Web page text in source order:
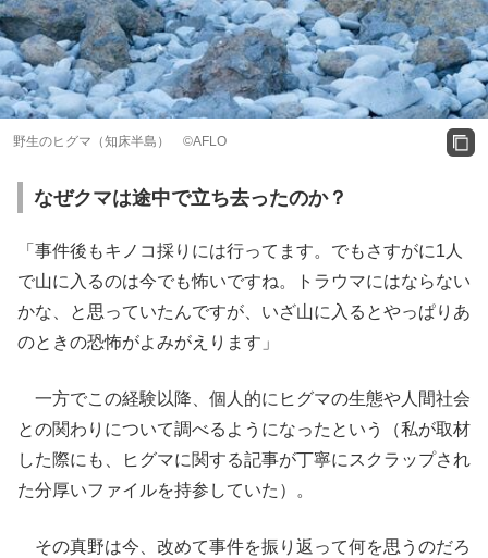
野生のヒグマ（知床半島） ©AFLO
なぜクマは途中で立ち去ったのか？
「事件後もキノコ採りには行ってます。でもさすがに1人
で山に入るのは今でも怖いですね。トラウマにはならない
かな、と思っていたんですが、いざ山に入るとやっぱりあ
のときの恐怖がよみがえります」
一方でこの経験以降、個人的にヒグマの生態や人間社会
との関わりについて調べるようになったという（私が取材
した際にも、ヒグマに関する記事が丁寧にスクラップされ
た分厚いファイルを持参していた）。
その真野は今、改めて事件を振り返って何を思うのだろ